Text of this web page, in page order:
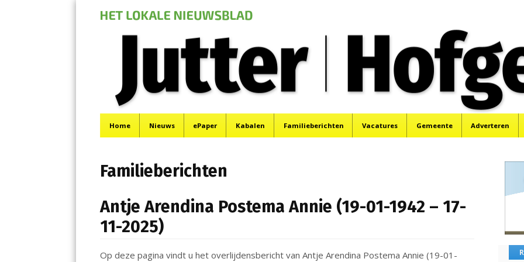
Menu
Home Nieuws ePaper Kabalen Familieberichten Vacatures Gemeente Adverteren
Familieberichten
Antje Arendina Postema Annie (19-01-1942 – 17-
11-2025)
Op deze pagina vindt u het overlijdensbericht van Antje Arendina Postema Annie (19-01-